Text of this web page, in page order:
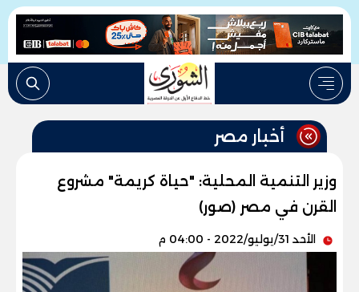
أخبار مصر
وزير التنمية المحلية: "حياة كريمة" مشروع
القرن في مصر (صور)
الأحد 31/يوليو/2022 - 04:00 م